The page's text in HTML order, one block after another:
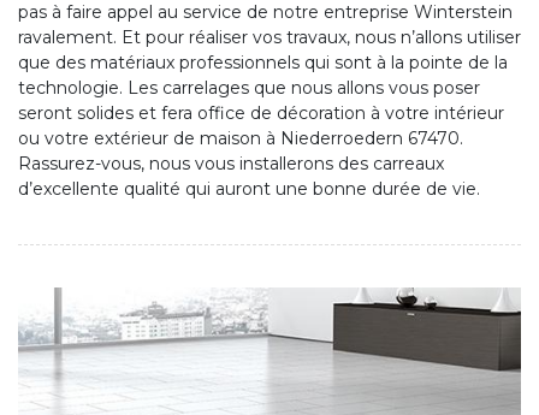
pas à faire appel au service de notre entreprise Winterstein
ravalement. Et pour réaliser vos travaux, nous n’allons utiliser
que des matériaux professionnels qui sont à la pointe de la
technologie. Les carrelages que nous allons vous poser
seront solides et fera office de décoration à votre intérieur
ou votre extérieur de maison à Niederroedern 67470.
Rassurez-vous, nous vous installerons des carreaux
d’excellente qualité qui auront une bonne durée de vie.